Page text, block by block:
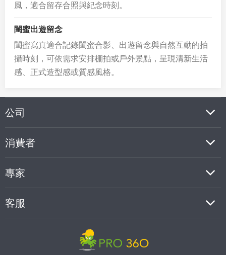
風，適合留存合照與紀念時刻。
閨蜜出遊留念
閨蜜寫真適合記錄閨蜜合影、出遊留念與自然互動的拍
攝時刻，可依需求安排棚拍或戶外景點，呈現清新生活
感、正式造型感或質感風格。
公司
消費者
專家
客服